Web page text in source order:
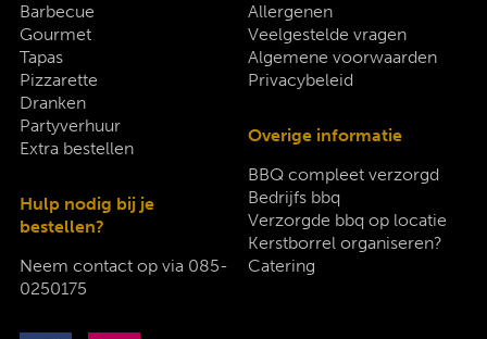
Barbecue
Gourmet
Tapas
Pizzarette
Dranken
Partyverhuur
Extra bestellen
Hulp nodig bij je
bestellen?
Neem contact op via 085-
0250175
Allergenen
Veelgestelde vragen
Algemene voorwaarden
Privacybeleid
Overige informatie
BBQ compleet verzorgd
Bedrijfs bbq
Verzorgde bbq op locatie
Kerstborrel organiseren?
Catering